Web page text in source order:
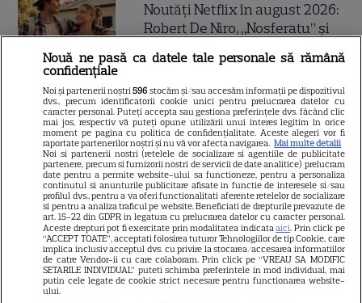
16
Noutăți Netflix în august 2026:
Robert De Niro, „Nosferatu” și
Banks” și „Un veac de
singurătate”
14
VEDETE STRĂINE
Sean Astin din „Stăpânul
Inelelor” a fost nevoit să își
vândă casa din cauza
salariului mic: Câți bani a
primit de fapt
VEDETE STRĂINE
Nouă ne pasă ca datele tale personale să rămână
confidențiale
Noi și partenerii noștri596 stocăm și/sau accesăm informații pe dispozitivul
dvs., precum identificatorii cookie unici pentru prelucrarea datelor cu
caracter personal. Puteți accepta sau gestiona preferințele dvs. făcând clic
mai jos, respectiv vă puteți opune utilizării unui interes legitim în orice
moment pe pagina cu politica de confidențialitate. Aceste alegeri vor fi
raportate partenerilor noștri și nu vă vor afecta navigarea. Mai multe detalii
Noi si partenerii nostri (retelele de socializare si agentiile de publicitate
partenere, precum si furnizorii nostri de servicii de date analitice) prelucram
date pentru a permite website-ului sa functioneze, pentru a personaliza
continutul si anunturile publicitare afisate in functie de interesele si/sau
profilul dvs., pentru a va oferi functionalitati aferente retelelor de socializare
si pentru a analiza traficul pe website. Beneficiati de drepturile prevazute de
art. 15-22 din GDPR in legatura cu prelucrarea datelor cu caracter personal.
Aceste drepturi pot fi exercitate prin modalitatea indicataaici. Prin click pe
“ACCEPT TOATE”, acceptati folosirea tuturor Tehnologiilor de tip Cookie, care
implica inclusiv acceptul dvs. cu privire la stocarea/accesarea informatiilor
de catre Vendor-ii cu care colaboram. Prin click pe “VREAU SA MODIFIC
SETARILE INDIVIDUAL” puteti schimba preferintele in mod individual, mai
putin cele legate de cookie strict necesare pentru functionarea website-
ului.